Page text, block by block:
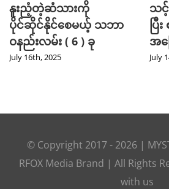
နူးညံ့တဲ့ဆံသားကို
ပိုင်ဆိုင်နိုင်စေမယ့် သဘာ
ဝနည်းလမ်း ( 6 ) ခု
July 16th, 2025
သ
ပြီ
အခ
July
© Copyright 2017 - 2026 |
RFOX Media Brand | All Rights
with us